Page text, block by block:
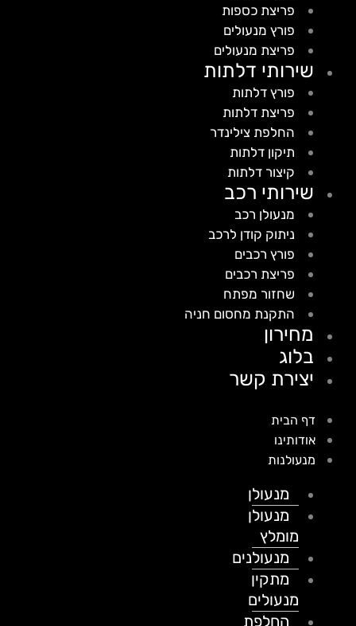
פריצת כספות
פורץ מנעולים
פריצת מנעולים
שירותי דלתות
פורץ דלתות
פריצת דלתות
החלפת צילינדר
תיקון דלתות
קיצור דלתות
שירותי רכב
מנעולן רכב
ניתוק קודן לרכב
פורץ רכבים
פריצת רכבים
שחזור מפתח
התקנת מחסום חניה
מחירון
בלוג
יצירת קשר
דף הבית
אודותינו
מנעולנות
מנעולן
מנעולן
מומלץ
מנעולנים
מתקין
מנעולים
החלפת